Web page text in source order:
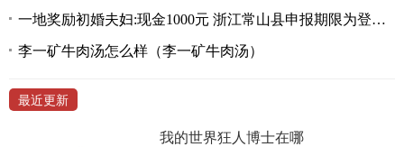
一地奖励初婚夫妇:现金1000元 浙江常山县申报期限为登记起30天内
李一矿牛肉汤怎么样（李一矿牛肉汤）
最近更新
我的世界狂人博士在哪